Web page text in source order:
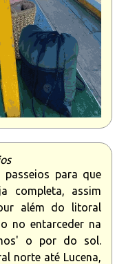
para que
completa, assim
além do litoral
no entarceder na
o por do sol.
norte até Lucena,